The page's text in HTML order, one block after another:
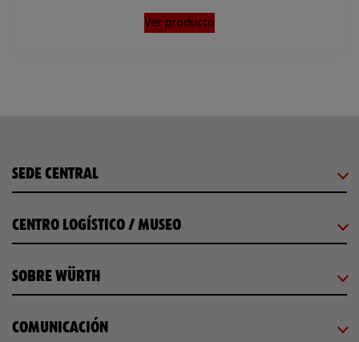
Ver producto
SEDE CENTRAL
CENTRO LOGÍSTICO / MUSEO
SOBRE WÜRTH
COMUNICACIÓN